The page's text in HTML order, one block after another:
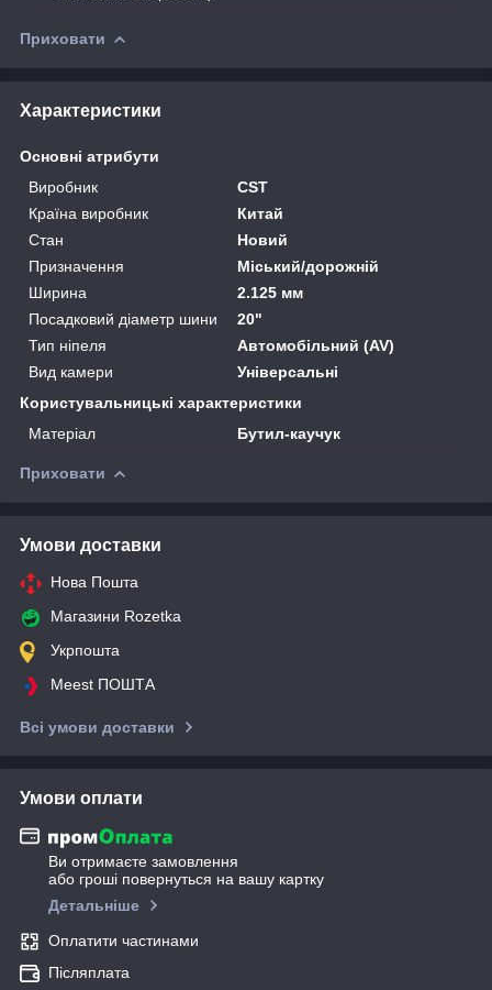
Приховати
Характеристики
Основні атрибути
Виробник
CST
Країна виробник
Китай
Стан
Новий
Призначення
Міський/дорожній
Ширина
2.125 мм
Посадковий діаметр шини
20"
Тип ніпеля
Автомобільний (AV)
Вид камери
Універсальні
Користувальницькі характеристики
Матеріал
Бутил-каучук
Приховати
Умови доставки
Нова Пошта
Магазини Rozetka
Укрпошта
Meest ПОШТА
Всі умови доставки
Умови оплати
Ви отримаєте замовлення
або гроші повернуться на вашу картку
Детальніше
Оплатити частинами
Післяплата